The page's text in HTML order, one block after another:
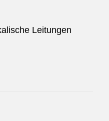
Leitungen